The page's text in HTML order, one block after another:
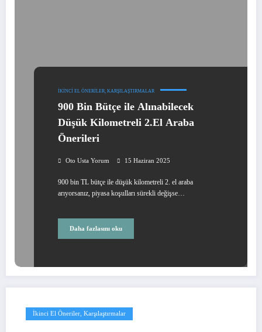
İKINCI EL ÖNERILER, KARŞILAŞTIRMALAR
900 Bin Bütçe ile Alınabilecek
Düşük Kilometreli 2.El Araba
Önerileri
Oto Usta Yorum 15 Haziran 2025
900 bin TL bütçe ile düşük kilometreli 2. el araba
arıyorsanız, piyasa koşulları sürekli değişse…
Daha fazlasını oku
İkinci El Öneriler, Karşılaştırmalar